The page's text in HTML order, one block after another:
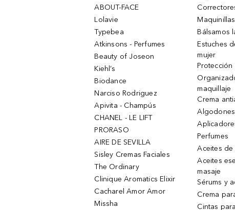
ABOUT-FACE
Lolavie
Typebea
Atkinsons - Perfumes
Beauty of Joseon
Kiehl’s
Biodance
Narciso Rodriguez
Apivita - Champús
CHANEL - LE LIFT
PRORASO
AIRE DE SEVILLA
Sisley Cremas Faciales
The Ordinary
Clinique Aromatics Elixir
Cacharel Amor Amor
Missha
Bálsamos
Estuches
mujer
Protección
maquillaje
Crema
Perfumes
Aceites de
Aceites
masaje
Sérums y
Crema
Cintas